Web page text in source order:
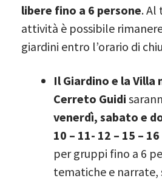
libere fino a 6 persone. Al
attività è possibile
giardini entro l’orario di
Il Giardino e la Villa
Cerreto Guidi
venerdì, sabato e
10 – 11- 12 – 15 – 16
per gruppi fino a 6
tematiche e narrate,